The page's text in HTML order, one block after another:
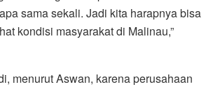
sama sekali. Jadi kita harapnya bisa
kondisi masyarakat di Malinau,”
menurut Aswan, karena perusahaan